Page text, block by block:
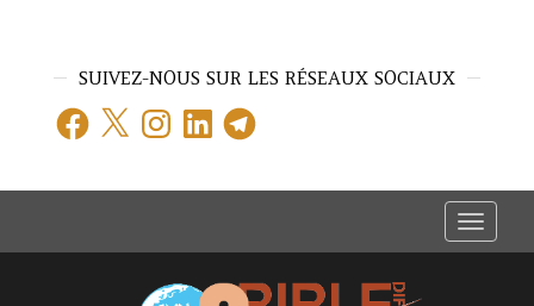
SUIVEZ-NOUS SUR LES RÉSEAUX SOCIAUX
Facebook InstagramLinkedInTelegram
T
o